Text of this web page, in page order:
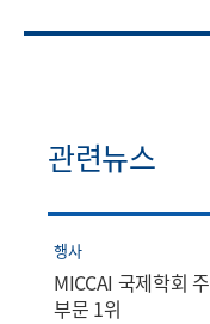
관련뉴스
행사
MICCAI 국제학회
부문 1위